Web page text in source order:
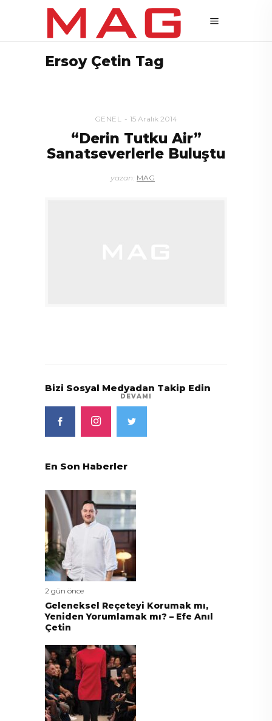
Ersoy Çetin Tag
GENEL 15 Aralık 2014
“Derin Tutku Air”
Sanatseverlerle Buluştu
yazan: MAG
DEVAMI
Bizi Sosyal Medyadan Takip Edin
En Son Haberler
2 gün önce
Geleneksel Reçeteyi Korumak mı,
Yeniden Yorumlamak mı? – Efe Anıl
Çetin